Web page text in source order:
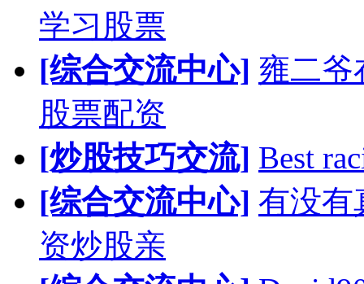
学习股票
[综合交流中心] 雍二爷
股票配资
[炒股技巧交流] Best
[综合交流中心] 有没有
资炒股亲